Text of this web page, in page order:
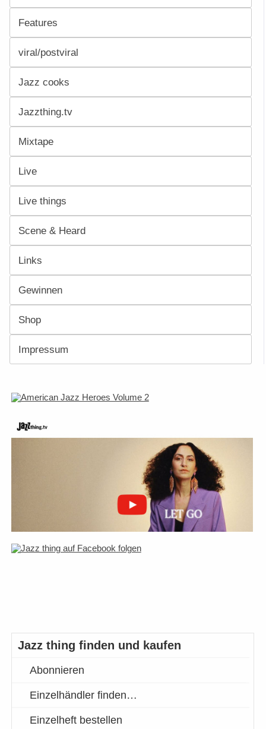
Features
viral/postviral
Jazz cooks
Jazzthing.tv
Mixtape
Live
Live things
Scene & Heard
Links
Gewinnen
Shop
Impressum
Jazz thing finden und kaufen
Abonnieren
Einzelhändler finden…
Einzelheft bestellen